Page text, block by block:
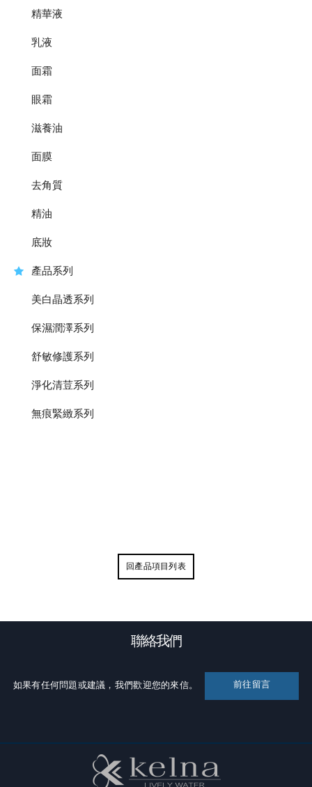
精華液
乳液
面霜
眼霜
滋養油
面膜
去角質
精油
底妝
產品系列
美白晶透系列
保濕潤澤系列
舒敏修護系列
淨化清荳系列
無痕緊緻系列
回產品項目列表
聯絡我們
如果有任何問題或建議，我們歡迎您的來信。 前往留言